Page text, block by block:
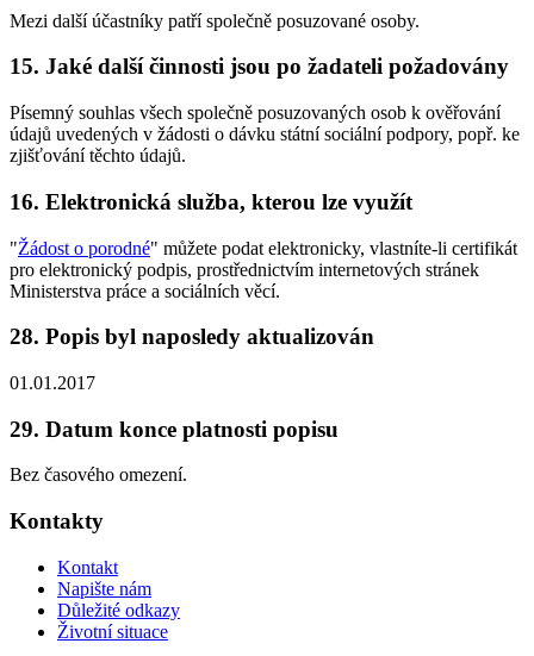
Mezi další účastníky patří společně posuzované osoby.
15. Jaké další činnosti jsou po žadateli požadovány
Písemný souhlas všech společně posuzovaných osob k ověřování
údajů uvedených v žádosti o dávku státní sociální podpory, popř. ke
zjišťování těchto údajů.
16. Elektronická služba, kterou lze využít
"Žádost o porodné" můžete podat elektronicky, vlastníte-li certifikát
pro elektronický podpis, prostřednictvím internetových stránek
Ministerstva práce a sociálních věcí.
28. Popis byl naposledy aktualizován
01.01.2017
29. Datum konce platnosti popisu
Bez časového omezení.
Kontakty
Kontakt
Napište nám
Důležité odkazy
Životní situace